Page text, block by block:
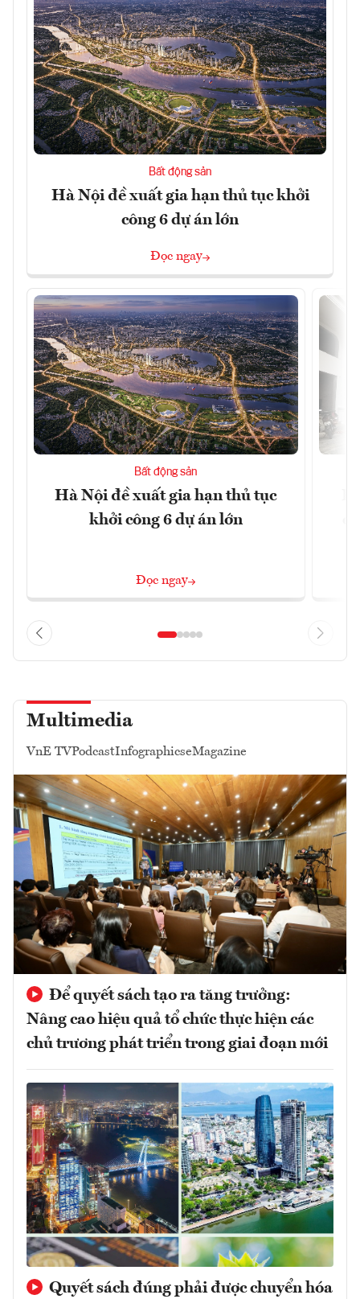
Bất động sản
Hà Nội đề xuất gia hạn thủ tục khởi
công 6 dự án lớn
Đọc ngay
Bất động sản
Hà Nội đề xuất gia hạn thủ tục
khởi công 6 dự án lớn
Đọc ngay
Multimedia
VnE TVPodcastInfographicseMagazine
Để quyết sách tạo ra tăng trưởng:
Nâng cao hiệu quả tổ chức thực hiện các
chủ trương phát triển trong giai đoạn mới
Quyết sách đúng phải được chuyển hóa